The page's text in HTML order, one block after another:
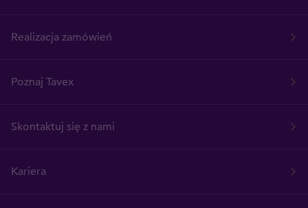
Realizacja zamówień
Poznaj Tavex
Skontaktuj się z nami
Kariera